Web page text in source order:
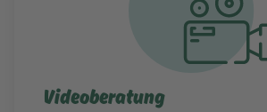
Videoberatung